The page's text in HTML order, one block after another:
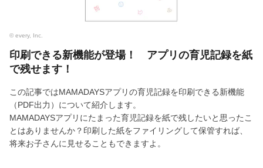
© every, Inc.
印刷できる新機能が登場！ アプリの育児記録を紙
で残せます！
この記事ではMAMADAYSアプリの育児記録を印刷できる新機能
（PDF出力）について紹介します。
MAMADAYSアプリにたまった育児記録を紙で残したいと思ったこ
とはありませんか？印刷した紙をファイリングして保管すれば、
将来お子さんに見せることもできますよ。